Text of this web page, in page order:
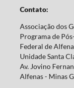
Contato:
Associação dos
Programa de
Federal de
Unidade Santa
Av. Jovino
Alfenas - Minas